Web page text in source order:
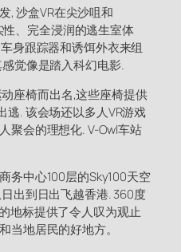
, 沙盒VR在尖沙咀和
、完全浸润的逃生室体
身跟踪器和诱饵外衣来组
觉像是踏入科幻电影.
座椅而出名,这些座椅提供
逃. 该会场还以多人VR游戏
聚会的理想化. V-Owl车站
务中心100层的Sky100天空
出到日出飞越香港. 360度
地标提供了令人叹为观止
当地居民的好地方。